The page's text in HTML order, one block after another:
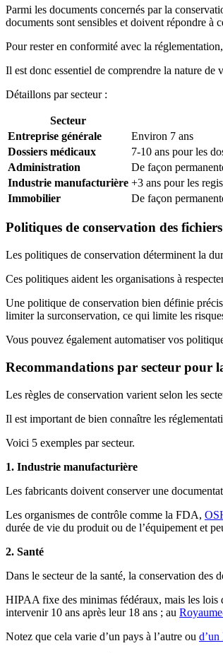
Parmi les documents concernés par la
documents sont sensibles et doivent répondre
Pour rester en conformité avec la
Il est donc essentiel de comprendre la nature
Détaillons par secteur :
Secteur
Entreprise générale
Environ 7 ans
Dossiers médicaux
7-10 ans pour les
Administration
De façon
Industrie manufacturière +3 ans pour les
Immobilier
De façon
Politiques de conservation des fichiers
Les politiques de conservation déterminent la
Ces politiques aident les organisations à
Une politique de conservation bien définie
limiter la surconservation, ce qui limite les
Vous pouvez également automatiser vos
Recommandations par secteur pour
Les règles de conservation varient selon les
Il est important de bien connaître les
Voici 5 exemples par secteur.
1. Industrie manufacturière
Les fabricants doivent conserver une
Les organismes de contrôle comme la FDA,
durée de vie du produit ou de l’équipement et
2. Santé
Dans le secteur de la santé, la conservation des
HIPAA fixe des minimas fédéraux, mais les lois
intervenir 10 ans après leur 18 ans ; au
Notez que cela varie d’un pays à l’autre ou d’un